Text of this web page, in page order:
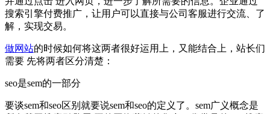
搜索引擎付费推广，让用户可以直接与公司客服进行交流、了
解，实现交易。
做网站的时候如何将这两者很好运用上，又能结合上，站长们
需要 先将两者区分清楚：
seo是sem的一部分
要谈sem和seo区别就要说sem和seo的定义了。sem广义概念是